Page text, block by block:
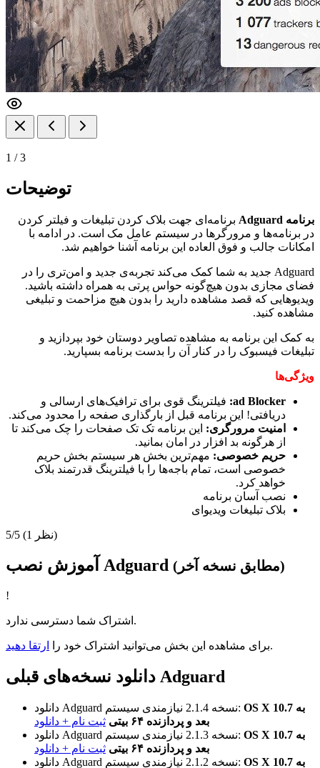
1 /3
توضیحات
برنامه Adguard
برنامه‌ای جهت بلاک کردن تبلیغات و فیلتر کردن
در برنامه‌ها و مرورگر‌ها در سیستم عامل مک است. در ادامه با
امکانات جالب و فوق العاده این برنامه آشنا خواهیم شد.
Adguard جدید به شما کمک می‌کند تجربه‌ی جدید و امن‌تری را در
فضای مجازی بدون هیچ‌گونه حواس پرتی به همراه داشته باشید.
ویدیو‌هایی که قصد مشاهده دارید را بدون هیچ مزاحمت و تبلیغی
مشاهده کنید.
به کمک این برنامه به مشاهده تصاویر دوستان خود بپردازید و
تبلیغات فیسبوک را در کنار آن را بدست برنامه بسپارید.
ویژگی‌ها
ad Blocker: فیلترینگ قوی برای ترافیک‌های ارسالی و
دریافتی! این برنامه قبل از بارگذاری صفحه را محدود می‌کند.
امنیت مرورگری: این برنامه تک تک صفحات را چک می‌کند تا
از هرگونه بد افزار در امان بمانید.
حریم خصوصی: مهم‌ترین بخش هر سیستم بخش حریم
خصوصی است، تمام باجه‌ها را با فیلترینگ قدرتمند بلاک
خواهد کرد.
نصب آسان برنامه
بلاک تبلیغات ویدیو‌ای
5/5 (1 نظر)
آموزش نصب Adguard (مطابق نسخه آخر)
!
اشتراک شما دسترسی ندارد.
برای مشاهده این بخش می‌توانید اشتراک خود را ارتقا دهید .
دانلود نسخه‌های قبلی Adguard
دانلود Adguard نسخه 2.1.4نیازمندی سیستم: OS X 10.7 به
بعد و پردازنده ۶۴ بیتی
ثبت نام + دانلود
دانلود Adguard
نسخه 2.1.3نیازمندی سیستم: OS X 10.7 به
بعد و پردازنده ۶۴ بیتی
ثبت نام + دانلود
دانلود Adguard
نسخه 2.1.2نیازمندی سیستم: OS X 10.7 به